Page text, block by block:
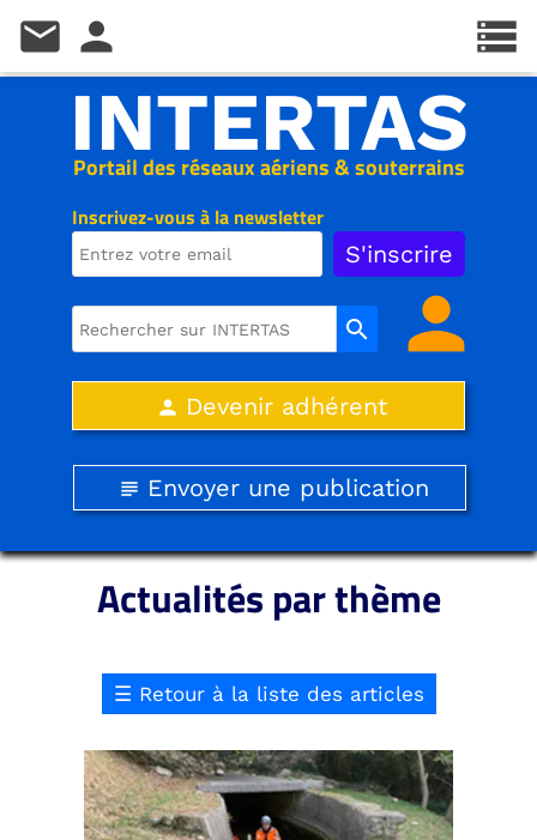
Inscrivez-vous à la newsletter
Portail des réseaux aériens & souterrains
INTERTAS
search person
person Devenir adhérent
subject Envoyer une publication
Actualités par thème
☰ Retour à la liste des articles
storage
mail person